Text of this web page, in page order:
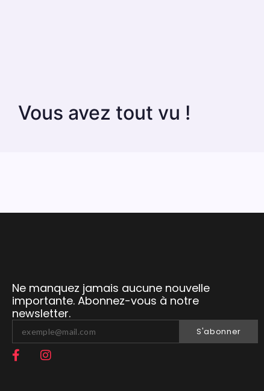
Vous avez tout vu !
Ne manquez jamais aucune nouvelle
importante. Abonnez-vous à notre
newsletter.
S'abonner